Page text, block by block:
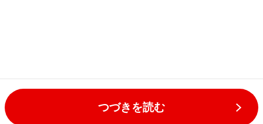
つづきを読む